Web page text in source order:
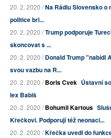
20. 2. 2020 /Na Rádiu Slovensko
politice bri...
20. 2. 2020 /Trump podporuje
skoncovat s ...
20. 2. 2020 /Donald Trump "nabídl
svou vazbu na R...
20. 2. 2020 /Boris Cvek Ústavní
lex Babiš
20. 2. 2020 /Bohumil Kartous
Křečkovi. Podporují též neonaci...
20. 2. 2020 /Křečka uvedl do